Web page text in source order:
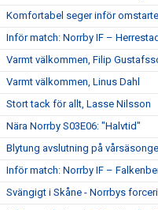
Komfortabel seger inför
Inför match: Norrby IF –
Varmt välkommen, Filip
Varmt välkommen, Linus Dahl
Stort tack för allt, Lasse Nilsson
Nära Norrby S03E06: "Halvtid"
Blytung avslutning på
Inför match: Norrby IF –
Svängigt i Skåne - Norrbys